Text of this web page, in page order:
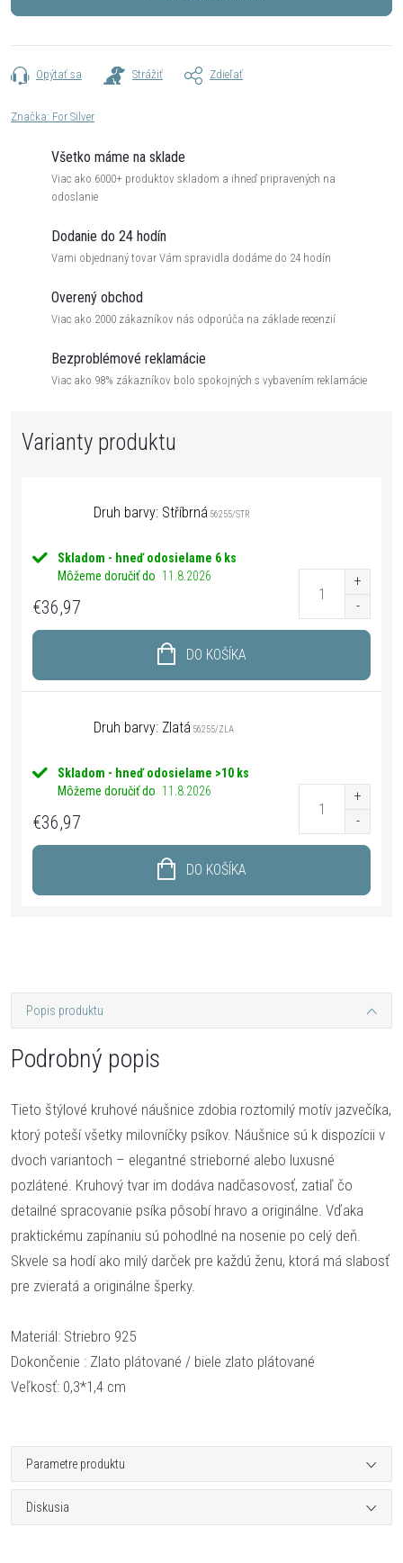
Opýtať sa Strážiť Zdieľať
Značka: For Silver
Všetko máme na sklade
Viac ako 6000+ produktov skladom a ihneď pripravených na
odoslanie
Dodanie do 24 hodín
Vami objednaný tovar Vám spravidla dodáme do 24 hodín
Overený obchod
Viac ako 2000 zákazníkov nás odporúča na základe recenzií
Bezproblémové reklamácie
Viac ako 98% zákazníkov bolo spokojných s vybavením reklamácie
Druh barvy: Stříbrná 56255/STR
Skladom - hneď odosielame 6 ks
Môžeme doručiť do 11.8.2026
€36,97
DO KOŠÍKA
Druh barvy: Zlatá 56255/ZLA
Skladom - hneď odosielame >10 ks
Môžeme doručiť do 11.8.2026
€36,97
DO KOŠÍKA
Popis produktu
Podrobný popis
Tieto štýlové kruhové náušnice zdobia roztomilý motív jazvečíka,
ktorý poteší všetky milovníčky psíkov. Náušnice sú k dispozícii v
dvoch variantoch – elegantné strieborné alebo luxusné
pozlátené. Kruhový tvar im dodáva nadčasovosť, zatiaľ čo
detailné spracovanie psíka pôsobí hravo a originálne. Vďaka
praktickému zapínaniu sú pohodlné na nosenie po celý deň.
Skvele sa hodí ako milý darček pre každú ženu, ktorá má slabosť
pre zvieratá a originálne šperky.
Materiál: Striebro 925
Dokončenie : Zlato plátované / biele zlato plátované
Veľkosť: 0,3*1,4 cm
Parametre produktu
Diskusia